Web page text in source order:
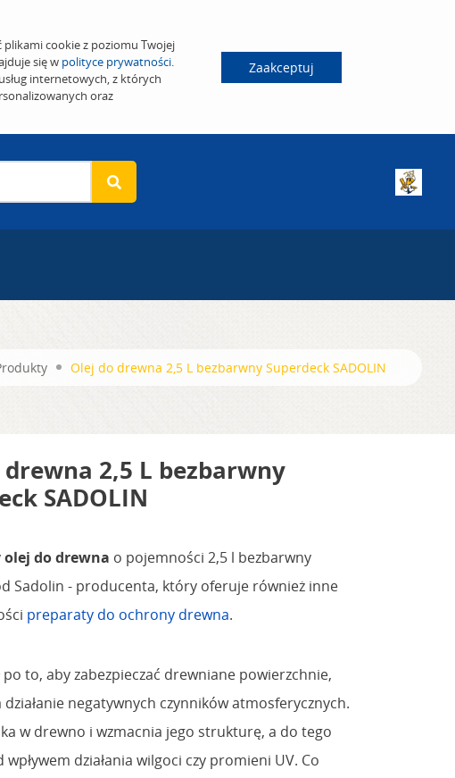
plikami cookie z poziomu Twojej
się w polityce prywatności.
internetowych, z których
oraz
Zaakceptuj
Olej do drewna 2,5 L bezbarwny Superdeck SADOLIN
2,5 L bezbarwny
SADOLIN
olej do drewna o pojemności 2,5 l bezbarwny
Sadolin - producenta, który oferuje również inne
preparaty do ochrony drewna.
po to, aby zabezpieczać drewniane powierzchnie,
negatywnych czynników atmosferycznych.
w drewno i wzmacnia jego strukturę, a do tego
wpływem działania wilgoci czy promieni UV. Co